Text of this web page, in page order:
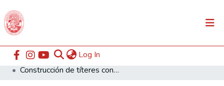
Log In
Communities & Collections
All of DSpace
Home ESABAC
Facultad de Educación
Construcción de títeres con recursos reciclados para la concientización ambiental en estudiantes de cuarto grado de primaria en la Institución Educativa Particular Salesiano de Cusco